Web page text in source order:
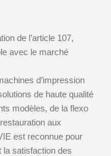
de l’article 107,
avec le marché
d’impression
de haute qualité
modèles, de la flexo
aux
est reconnue pour
la satisfaction des